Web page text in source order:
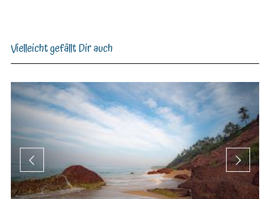
Vielleicht gefällt Dir auch